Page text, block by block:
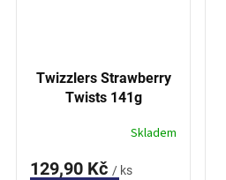
Twizzlers Strawberry
Twists 141g
Skladem
129,90 Kč / ks